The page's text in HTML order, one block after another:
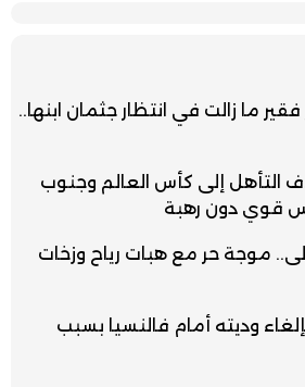
فقير ما زالت في انتظار جثمان ابنها..
التأهل إلى كأس العالم وجنوب
قوي دون رهبة
موجة حر مع هبات رياح وزخات
وديته أمام فالنسيا بسبب